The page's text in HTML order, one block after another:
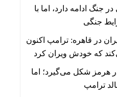
جنگ ادامه دارد، اما با
جنگی
در قاهره: ترامپ اکنون
که خودش ویران کرد
هرمز شکل می‌گیرد؛ اما
ترامپ